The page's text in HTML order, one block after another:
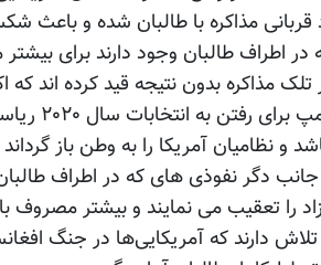
قربانی مذاکره با طالبان شده و باعث
اطراف طالبان وجود دارند برای
مذاکره بدون نتیجه قید کرده اند که
تواند از آن رهایی
نظامیان آمریکا را به وطن باز
دگر نفوذی های که در اطراف طالبان
را تعقیب می نمایند و بیشتر مصروف
دارند که آمریکایی‌ها در جنگ